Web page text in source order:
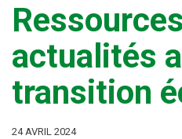
actualités
transition
24 AVRIL 2024